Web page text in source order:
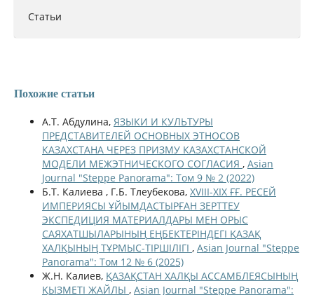
Статьи
Похожие статьи
А.Т. Абдулина, ЯЗЫКИ И КУЛЬТУРЫ
ПРЕДСТАВИТЕЛЕЙ ОСНОВНЫХ ЭТНОСОВ
КАЗАХСТАНА ЧЕРЕЗ ПРИЗМУ КАЗАХСТАНСКОЙ
МОДЕЛИ МЕЖЭТНИЧЕСКОГО СОГЛАСИЯ , Asian
Journal "Steppe Panorama": Том 9 № 2 (2022)
Б.Т. Калиева , Г.Б. Тлеубекова, ХVІІІ-ХІХ ҒҒ. РЕСЕЙ
ИМПЕРИЯСЫ ҰЙЫМДАСТЫРҒАН ЗЕРТТЕУ
ЭКСПЕДИЦИЯ МАТЕРИАЛДАРЫ МЕН ОРЫС
САЯХАТШЫЛАРЫНЫҢ ЕҢБЕКТЕРІНДЕГІ ҚАЗАҚ
ХАЛҚЫНЫҢ ТҰРМЫС-ТІРШІЛІГІ , Asian Journal "Steppe
Panorama": Том 12 № 6 (2025)
Ж.Н. Калиев, ҚАЗАҚСТАН ХАЛҚЫ АССАМБЛЕЯСЫНЫҢ
ҚЫЗМЕТІ ЖАЙЛЫ , Asian Journal "Steppe Panorama":